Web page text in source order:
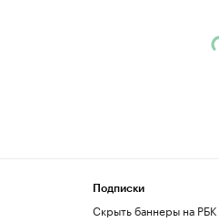
Подписки
Скрыть баннеры на РБК